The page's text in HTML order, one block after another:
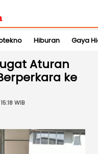
Hiburan Gaya
Aturan
ke
WIB